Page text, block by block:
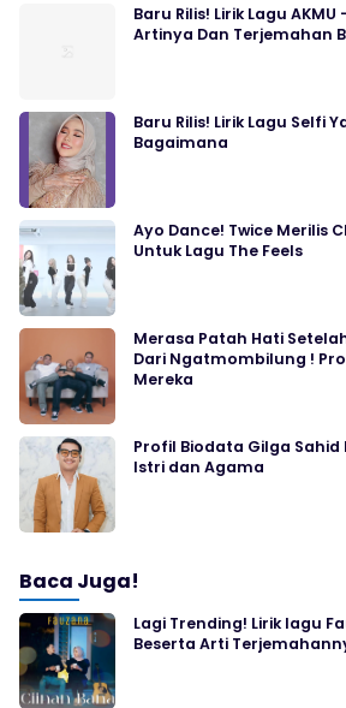
Baru Rilis! Lirik Lagu
Artinya Dan Terjemahan
Baru Rilis! Lirik Lagu Selfi
Bagaimana
Ayo Dance! Twice Merilis
Untuk Lagu The Feels
Merasa Patah Hati
Dari Ngatmombilung !
Mereka
Profil Biodata Gilga Sahid
Istri dan Agama
Baca Juga!
Lagi Trending! Lirik lagu
Beserta Arti